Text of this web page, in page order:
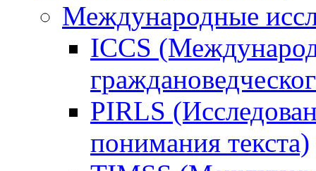
Международные
ICCS
PIRLS
понимания текста)